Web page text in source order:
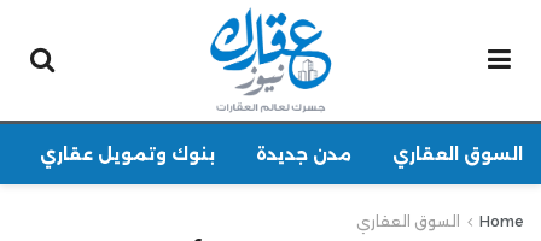
السوق العقاري مدن جديدة بنوك وتمويل عقاري
Home السوق العقاري